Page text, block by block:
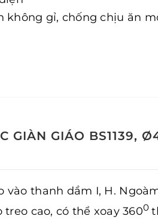
không gỉ, chống chịu ăn
GIÀN GIÁO BS1139,
vào thanh dầm I, H.
cao, có thể xoay 3600